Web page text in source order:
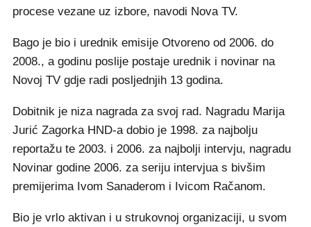
procese vezane uz izbore, navodi Nova TV.
Bago je bio i urednik emisije Otvoreno od 2006. do
2008., a godinu poslije postaje urednik i novinar na
Novoj TV gdje radi posljednjih 13 godina.
Dobitnik je niza nagrada za svoj rad. Nagradu Marija
Jurić Zagorka HND-a dobio je 1998. za najbolju
reportažu te 2003. i 2006. za najbolji intervju, nagradu
Novinar godine 2006. za seriju intervjua s bivšim
premijerima Ivom Sanaderom i Ivicom Račanom.
Bio je vrlo aktivan i u strukovnoj organizaciji, u svom